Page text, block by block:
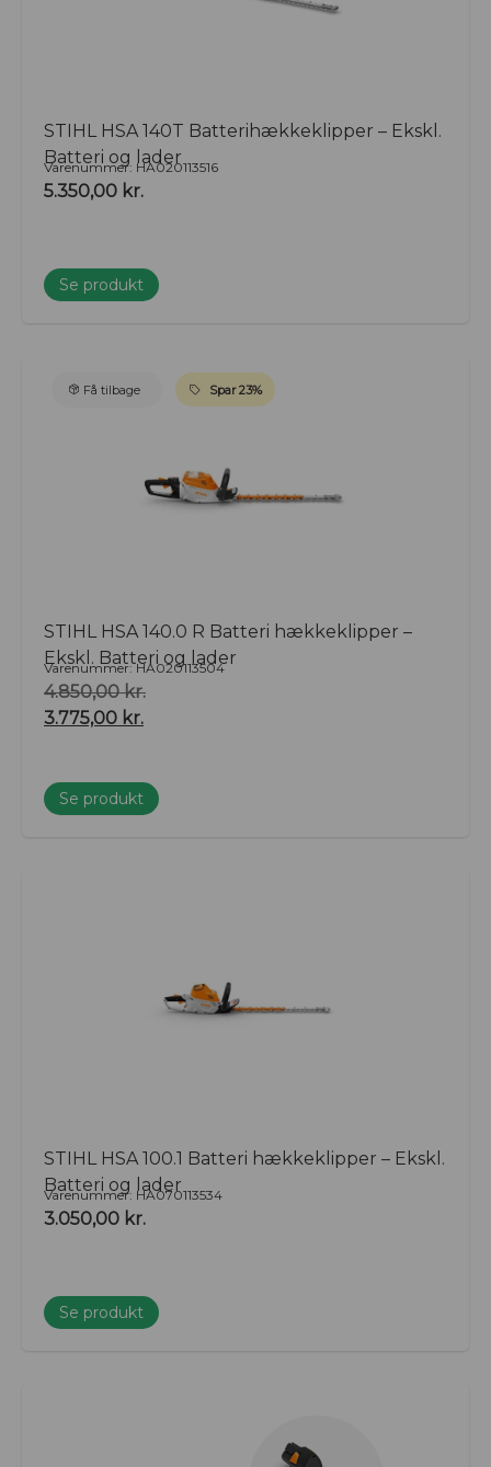
STIHL HSA 140T Batterihækkeklipper – Ekskl.
Batteri og lader
Varenummer: HA020113516
5.350,00 kr.
Se produkt
Få tilbage Spar 23%
STIHL HSA 140.0 R Batteri hækkeklipper –
Ekskl. Batteri og lader
Varenummer: HA020113504
4.850,00kr.
3.775,00 kr.
Se produkt
STIHL HSA 100.1 Batteri hækkeklipper – Ekskl.
Batteri og lader
Varenummer: HA070113534
3.050,00 kr.
Se produkt